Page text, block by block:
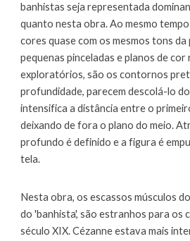
banhistas seja representada
quanto nesta obra. Ao mesmo
cores quase com os mesmos tons da
pequenas pinceladas e planos de
exploratórios, sãoos contornos
profundidade, parecem descolá-lo
intensifica a distância entre o
deixando de fora o plano do meio.
profundo é definido e a figura é
tela.
Nesta obra, os escassos músculos
do 'banhista', são estranhos para os
século XIX. Cézanne estava mais